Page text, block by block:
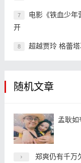
7
电影《铁血少年
开
8 超越贾玲 格蕾
随机文章
孟耿如
郑爽仍有千万